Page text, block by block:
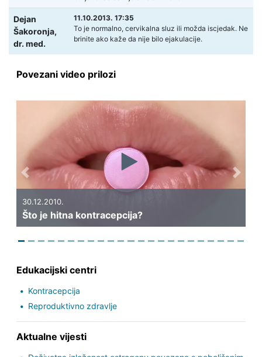
Dejan
Šakoronja,
dr. med.
11.10.2013. 17:35
To je normalno, cervikalna sluz ili možda iscjedak. Ne
brinite ako kaže da nije bilo ejakulacije.
Povezani video prilozi
30.12.2010.
Što je hitna kontracepcija?
Previous Next
Edukacijski centri
Kontracepcija
Reproduktivno zdravlje
Aktualne vijesti